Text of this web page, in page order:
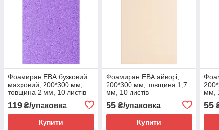
Фоамиран ЕВА бузковий
махровий, 200*300 мм,
товщина 2 мм, 10 листів
119 ₴/упаковка
Купити
Фоамиран ЕВА айворі,
200*300 мм, товщина 1,7
мм, 10 листів
55₴/упаковка
Купити
мм,
55